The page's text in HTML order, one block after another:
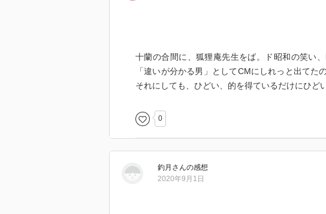
十蘭の合間に、狐狸庵先生をば。ド昭和の笑い
「違いが分かる男」としてCMにしれっと出てた
それにしても、ひどい、的を得ているだけにひどい
0
釣月 さんの感想
2020年9月1日